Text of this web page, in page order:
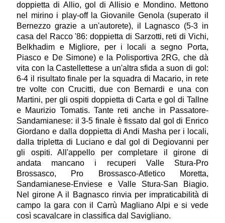
doppietta di Allio, gol di Allisio e Mondino. Mettono
nel mirino i play-off la Giovanile Genola (superato il
Bernezzo grazie a un'autorete), il Lagnasco (5-3 in
casa del Racco '86: doppietta di Sarzotti, reti di Vichi,
Belkhadim e Migliore, per i locali a segno Porta,
Piasco e De Simone) e la Polisportiva 2RG, che dà
vita con la Castellettese a un'altra sfida a suon di gol:
6-4 il risultato finale per la squadra di Macario, in rete
tre volte con Crucitti, due con Bernardi e una con
Martini, per gli ospiti doppietta di Carta e gol di Tallne
e Maurizio Tomatis. Tante reti anche in Passatore-
Sandamianese: il 3-5 finale è fissato dal gol di Enrico
Giordano e dalla doppietta di Andi Masha per i locali,
dalla tripletta di Luciano e dal gol di Degiovanni per
gli ospiti. All'appello per completare il girone di
andata mancano i recuperi Valle Stura-Pro
Brossasco, Pro Brossasco-Atletico Moretta,
Sandamianese-Enviese e Valle Stura-San Biagio.
Nel girone A il Bagnasco rinvia per impraticabilità di
campo la gara con il Carrù Magliano Alpi e si vede
così scavalcare in classifica dal Savigliano.